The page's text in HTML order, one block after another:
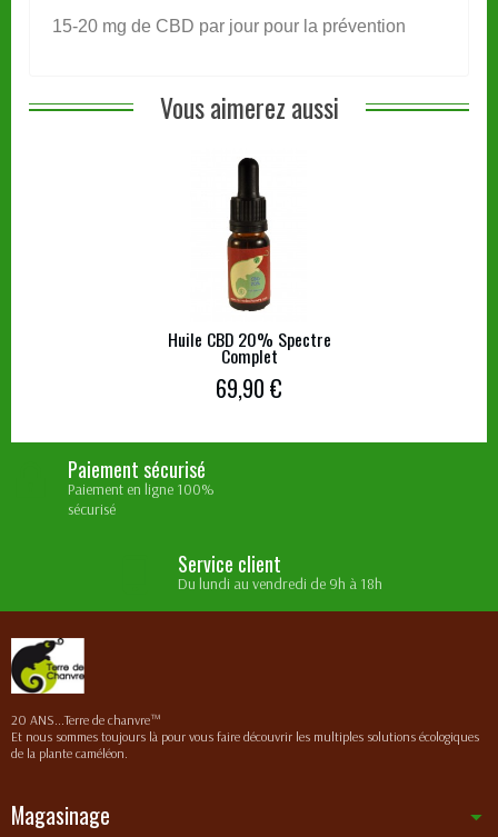
15-20 mg de CBD par jour pour la prévention
Vous aimerez aussi
Huile CBD 20% Spectre
Complet
69,90 €
Paiement sécurisé
Paiement en ligne 100%
sécurisé
Service client
Du lundi au vendredi de 9h à 18h
20 ANS...Terre de chanvre™
Et nous sommes toujours là pour vous faire découvrir les multiples solutions écologiques
de la plante caméléon.
Magasinage